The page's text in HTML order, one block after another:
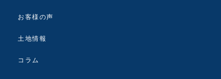
お客様の声
土地情報
コラム